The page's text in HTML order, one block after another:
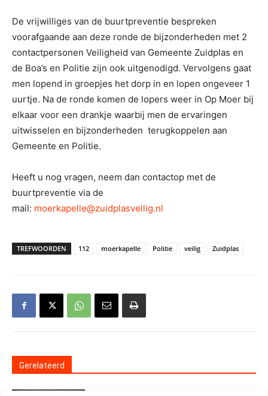
De vrijwilliges van de buurtpreventie bespreken
voorafgaande aan deze ronde de bijzonderheden met 2
contactpersonen Veiligheid van Gemeente Zuidplas en
de Boa’s en Politie zijn ook uitgenodigd. Vervolgens gaat
men lopend in groepjes het dorp in en lopen ongeveer 1
uurtje. Na de ronde komen de lopers weer in Op Moer bij
elkaar voor een drankje waarbij men de ervaringen
uitwisselen en bijzonderheden terugkoppelen aan
Gemeente en Politie.
Heeft u nog vragen, neem dan contactop met de
buurtpreventie via de
mail: moerkapelle@zuidplasveilig.nl
TREFWOORDEN 112 moerkapelle Politie veilig Zuidplas
Gerelateerd